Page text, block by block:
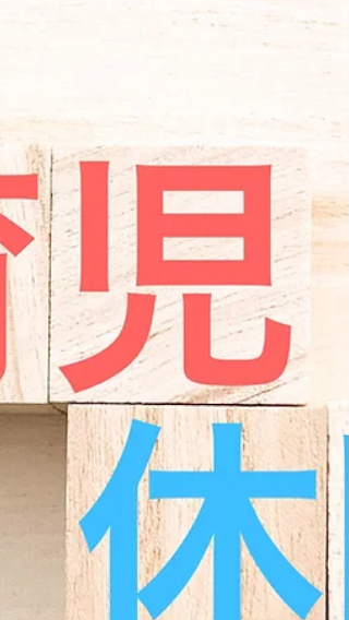
供の熱で急に休むことが多くて業務が回らな
い…」 「子育て中の優秀なスタッフが、休みづ
さを感じて辞めてしまわないか心配だ」 子供の
し、会社としても対応に苦慮するのは事実ですよ
ね。 もし、「従業員が気兼ねなく休める制度」
作ることで、会社に【50万円】の助成金が入る
したらどうでしょうか？ 今回は、そんな「三方
し（会社・従業員・国）」の制度を実現する『両
立支援等助成金（柔軟な働き方選択制度等支援コ
ース）』について、専門家の視点から分かりやす
く解説します。 そもそも「子の看護等休暇」っ
何？ 法律上、小学校第3学年修了までのお子さん
がいる従業員は、病気やケガの看病、予防接種な
どのために年間5日（2人以上なら10日）まで休
を取得できる権利があります。これが「子の看護
休暇」です。 しかし、法律では以下のようにな
ています。 対象は「小学校第3学年修了」まで
与は「無